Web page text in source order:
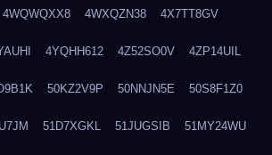
4WQWQXX8 4WXQZN38 4X7TT8GV
4YQHH612 4Z52SO0V 4ZP14UIL
50KZ2V9P 50NNJN5E 50S8F1Z0
51D7XGKL 51JUGSIB 51MY24WU